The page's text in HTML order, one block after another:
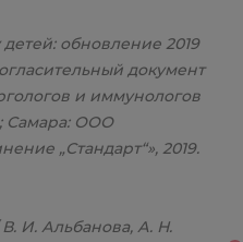
обновление 2019
документ
и иммунологов
Самара: ООО
„Стандарт“», 2019.
И. Альбанова, А. Н.